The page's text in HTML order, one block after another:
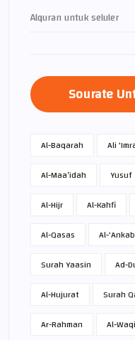
Alquran untuk seluler
Sourate
Al-Baqarah Ali
Al-Maa’idah
Yusuf
Al-Hijr
Al-Kahfi
Al-Qasas
Al-
Surah Yaasin
Ad-
Al-Hujurat
Surah
Ar-Rahman
Al-